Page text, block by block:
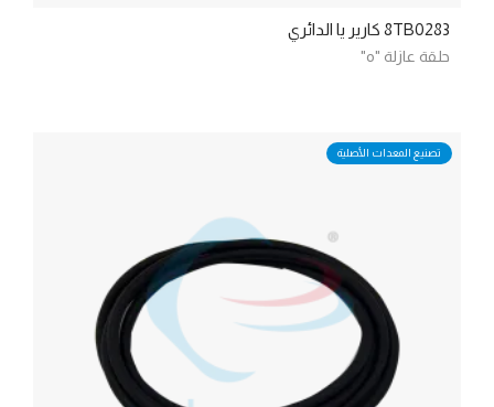
8TB0283 كارير يا الدائري
حلقة عازلة "o"
تصنيع المعدات الأصلية